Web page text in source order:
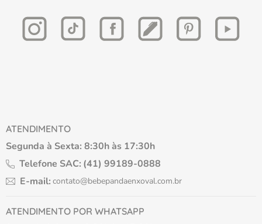
ATENDIMENTO
Segunda à Sexta: 8:30h às 17:30h
Telefone SAC: (41) 99189-0888
E-mail: contato@bebepandaenxoval.com.br
ATENDIMENTO POR WHATSAPP